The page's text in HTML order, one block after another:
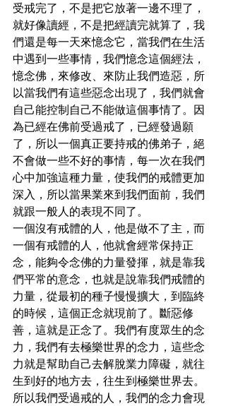
受戒完了，不是把它放著一邊不理了，
就好像讀經，不是把經讀完就算了，我
們還是每一天來憶念它，當我們在生活
中遇到一些事情，我們憶念這個經法，
憶念佛，來修改、來防止我們造惡，所
以當我們有這些惡念出現了，我們就會
自己能控制自己不能做這個事情了。因
為已經在佛前受過戒了，已經發過願
了，所以一個真正要持戒的佛弟子，絕
不會做一些不好的事情，每一次在我們
心中加強這種力量，使我們的戒體更加
深入，所以當果業來到我們面前，我們
就跟一般人的表現不同了。
一個沒有戒體的人，他是做不了主，而
一個有戒體的人，他就會經常保持正
念，能夠令念佛的力量發揮，就是靠我
們平常的意念，也就是說靠我們戒體的
力量，從最初的種子慢慢擴大，到臨終
的時候，這個正念就現前了。斷惡修
善，這就是正念了。我們有度眾生的念
力，我們有去極樂世界的念力，這些念
力就是幫助自己去解脫業力障礙，就往
生到好的地方去，往生到極樂世界去。
所以我們受過戒的人，我們的念力會現